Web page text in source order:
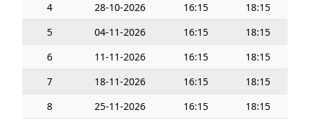
4
28-10-2026 16:15
18:15
5
04-11-2026 16:15
18:15
6
11-11-2026 16:15
18:15
7
18-11-2026 16:15
18:15
8
25-11-2026 16:15 18:15